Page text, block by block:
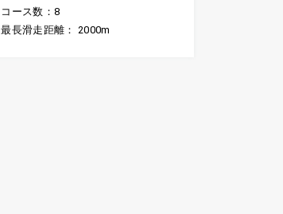
コース数：8
最長滑走距離： 2000m